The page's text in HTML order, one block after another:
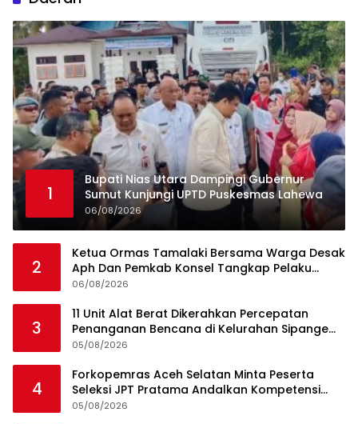
1
Bupati Nias Utara Dampingi Gubernur
Sumut Kunjungi UPTD Puskesmas Lahewa
06/08/2026
2
Ketua Ormas Tamalaki Bersama Warga Desak
Aph Dan Pemkab Konsel Tangkap Pelaku
Angkut Cangkang Sawit Overload, Truk PT KAP
06/08/2026
3
11 Unit Alat Berat Dikerahkan Percepatan
Penanganan Bencana di Kelurahan Sipange
Kecamatan Tukka
05/08/2026
4
Forkopemras Aceh Selatan Minta Peserta
Seleksi JPT Pratama Andalkan Kompetensi
dan Integritas, Bukan Kedekatan
05/08/2026